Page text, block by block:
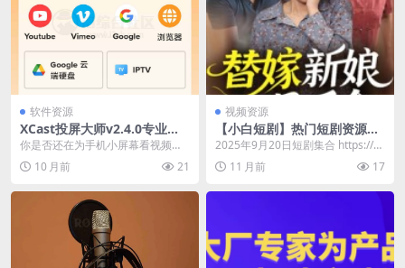
软件资源
XCast投屏大师v2.4.0专业
版，把手机内容轻松“搬”上大
屏
你是否还在为手机小屏幕看视频不
过瘾而烦恼？是否在会议上想把手
机里的资料投屏到显示...
10 月前 21
视频资源
【小白短剧】热门短剧资源分
享2025年9月20日
2025年9月20日短剧集合 https://p
an.quark.cn/s/8c...
11 月前 17